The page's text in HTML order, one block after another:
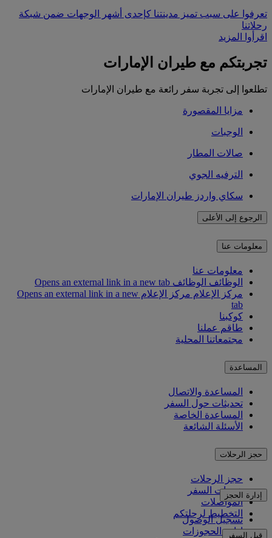
تعرفوا على سبب تميز مدينتنا كإحدى أشهر الوجهات ضمن شبكة
رحلاتنا
اقرأوا المزيد
تجربتكم مع طيران الإمارات
تطلعوا إلى تجربة سفر رائعة مع طيران الإمارات
مزايا المقصورة
الوجبات
صالات المطار
الترفيه الجوي
سكاي واردز طيران الإمارات
الرجوع إلى الأعلى
معلومات عنا
معلومات عنا
الوظائف الوظائف Opens an external link in a new tab
مركز الإعلام
مركز الإعلام Opens an external link in a new
tab
كوكبنا
طاقم عملنا
مجتمعاتنا المحلية
المساعدة
المساعدة والاتصال
تحديثات حول السفر
المساعدة الخاصة
الأسئلة الشائعة
حجز الرحلات
حجز الرحلات
خدمات السفر
المواصلات
التخطيط لرحلتكم
إدارة الحجز
تسجيل الوصول
إدارة الحجوزاتقبل السفر